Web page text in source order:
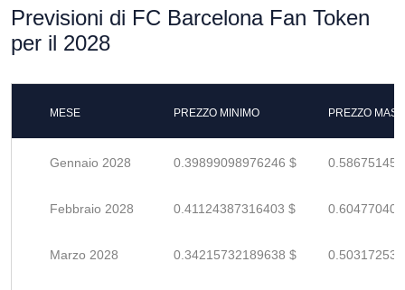
Previsioni di FC Barcelona Fan Token
per il 2028
MESE PREZZO MINIMO PREZZO
Gennaio 2028 0.39899098976246 $
Febbraio 2028 0.41124387316403 $
Marzo 2028 0.34215732189638 $